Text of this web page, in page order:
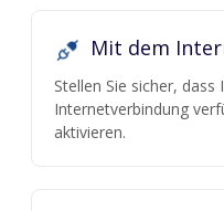
Mit dem
Stellen Sie sicher,
Internetverbindung
aktivieren.